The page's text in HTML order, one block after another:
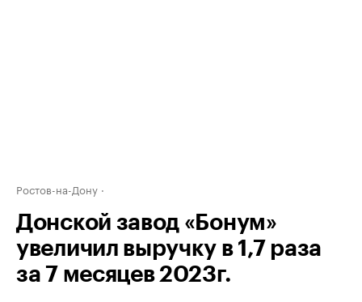
Ростов-на-Дону
Донской завод «Бонум»
увеличил выручку в 1,7 раза
за 7 месяцев 2023г.